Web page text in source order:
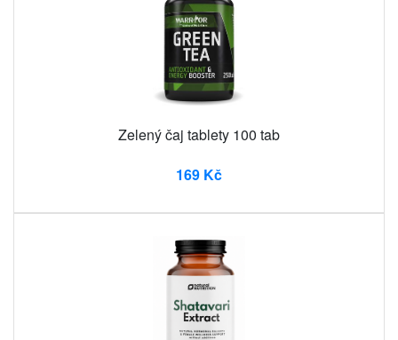
Zelený čaj tablety 100 tab
169 Kč